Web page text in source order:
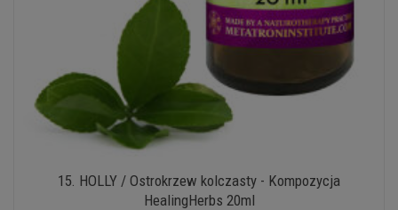
15. HOLLY / Ostrokrzew kolczasty - Kompozycja
HealingHerbs 20ml